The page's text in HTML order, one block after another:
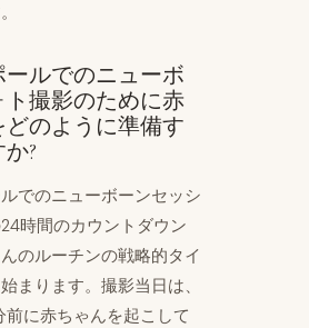
ールでのニューボ
ト撮影のために赤
どのように準備す
?
でのニューボーンセッシ
時間のカウントダウン
のルーチンの戦略的タイ
まります。撮影当日は、
に赤ちゃんを起こして